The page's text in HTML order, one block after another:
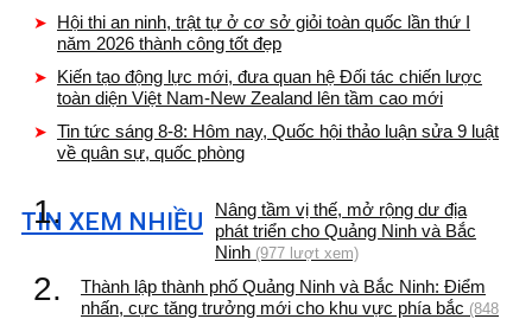
Hội thi an ninh, trật tự ở cơ sở giỏi toàn quốc lần thứ I
năm 2026 thành công tốt đẹp
Kiến tạo động lực mới, đưa quan hệ Đối tác chiến lược
toàn diện Việt Nam-New Zealand lên tầm cao mới
Tin tức sáng 8-8: Hôm nay, Quốc hội thảo luận sửa 9 luật
về quân sự, quốc phòng
TIN XEM NHIỀU
1.
Nâng tầm vị thế, mở rộng dư địa
phát triển cho Quảng Ninh và Bắc
Ninh (977 lượt xem)
2.
Thành lập thành phố Quảng Ninh và Bắc Ninh: Điểm
nhấn, cực tăng trưởng mới cho khu vực phía bắc (848